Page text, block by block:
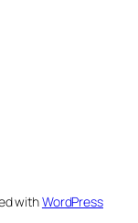
withWordPress